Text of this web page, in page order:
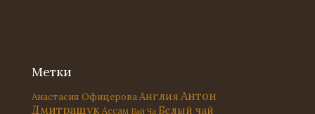
Метки
Анастасия ОфицероваАнглия Антон
Дмитращук Ассам Бай Ча Белый чай